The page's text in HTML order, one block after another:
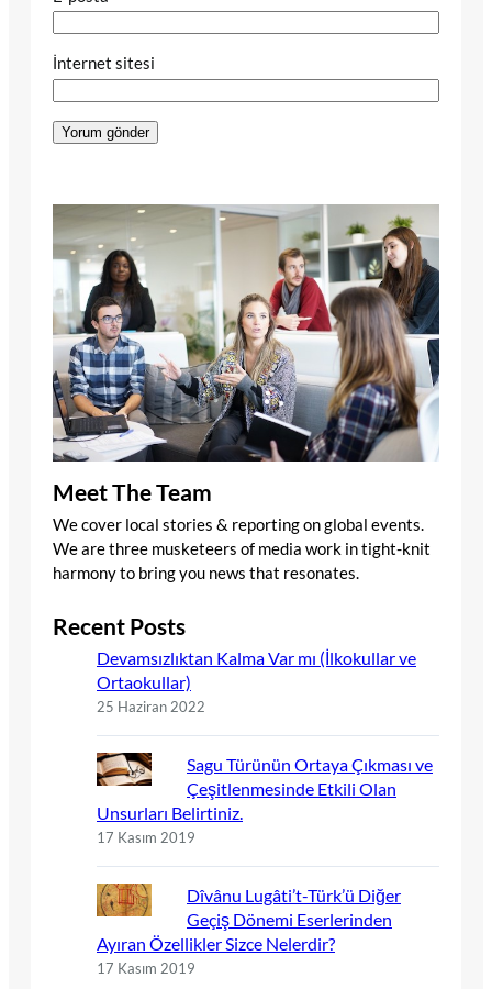
İnternet sitesi
Meet The Team
We cover local stories & reporting on global events.
We are three musketeers of media work in tight-knit
harmony to bring you news that resonates.
Recent Posts
Devamsızlıktan Kalma Var mı (İlkokullar ve
Ortaokullar)
25 Haziran 2022
Sagu Türünün Ortaya Çıkması ve
Çeşitlenmesinde Etkili Olan
Unsurları Belirtiniz.
17 Kasım 2019
Dîvânu Lugâti’t-Türk’ü Diğer
Geçiş Dönemi Eserlerinden
Ayıran Özellikler Sizce Nelerdir?
17 Kasım 2019